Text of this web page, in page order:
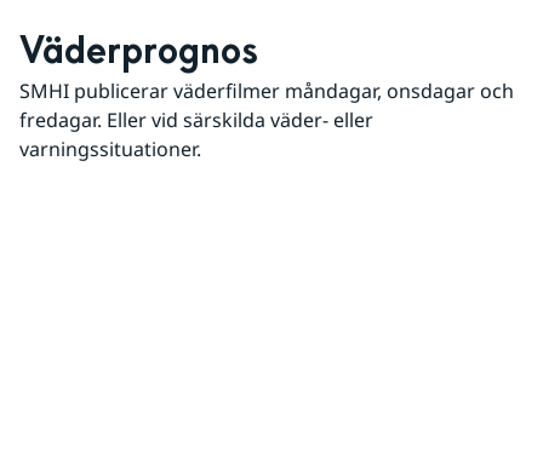
Väderprognos
SMHI publicerar väderfilmer måndagar, onsdagar och
fredagar. Eller vid särskilda väder- eller
varningssituationer.